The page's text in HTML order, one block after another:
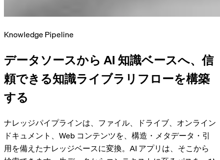
Knowledge Pipeline
データソースから AI 知識ベースへ、信
頼できる知識ライブラリフローを構築
する
ナレッジパイプラインは、ファイル、ドライブ、オンライン
ドキュメント、Web コンテンツを、構造・メタデータ・引
用を備えたナレッジベースに変換。AI アプリは、そこから